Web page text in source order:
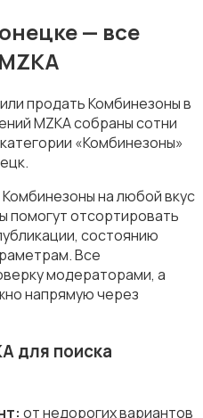
— все
продать Комбинезоны в
MZKA собраны сотни
«Комбинезоны»
на любой вкус
отсортировать
состоянию
Все
модераторами, а
напрямую через
для поиска
от недорогих вариантов